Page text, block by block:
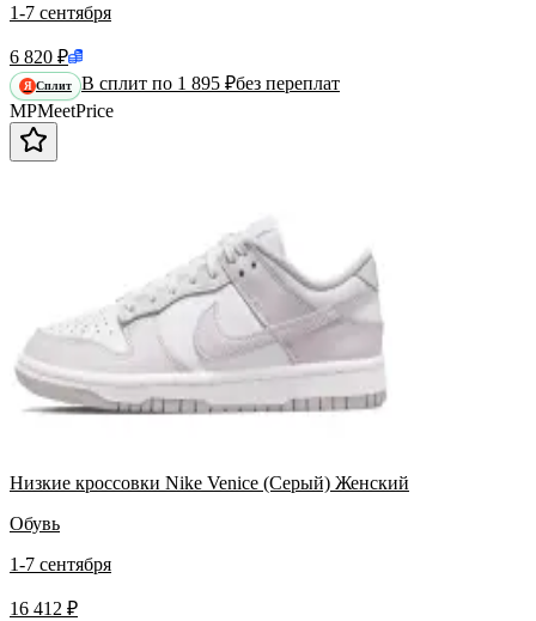
1-7 сентября
6 820 ₽
Я Сплит В сплит по 1 895 ₽без переплат
MPMeetPrice
Низкие кроссовки Nike Venice (Серый) Женский
Обувь
1-7 сентября
16 412 ₽